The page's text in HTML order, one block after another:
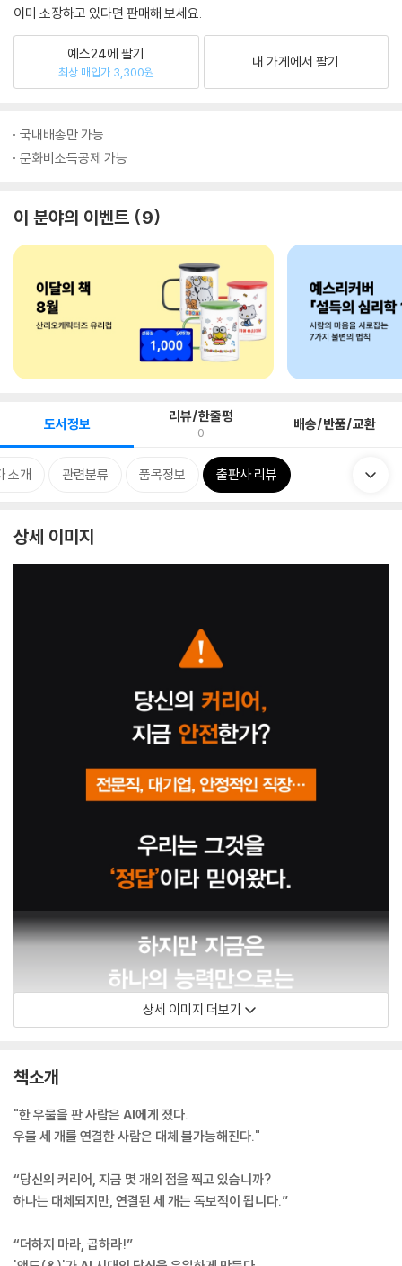
이미 소장하고 있다면 판매해 보세요.
예스24에 팔기
최상 매입가 3,300원
내 가게에서 팔기
국내배송만 가능
문화비소득공제 가능
이 분야의 이벤트 9
도서정보 리뷰/한줄평
0 배송/반품/교환
소개 관련분류 품목정보 출판사 리뷰
상세 이미지
상세 이미지 더보기
책소개
"한 우물을 판 사람은 AI에게 졌다.
우물 세 개를 연결한 사람은 대체 불가능해진다."
“당신의 커리어, 지금 몇 개의 점을 찍고 있습니까?
하나는 대체되지만, 연결된 세 개는 독보적이 됩니다.”
“더하지 마라, 곱하라!”